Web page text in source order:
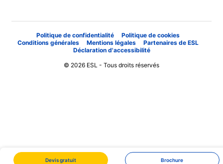
Devis gratuit Brochure
Politique de confidentialité
Politique de cookies
Conditions générales
Mentions légales
Partenaires de ESL
Déclaration d'accessibilité
© 2026 ESL - Tous droits réservés